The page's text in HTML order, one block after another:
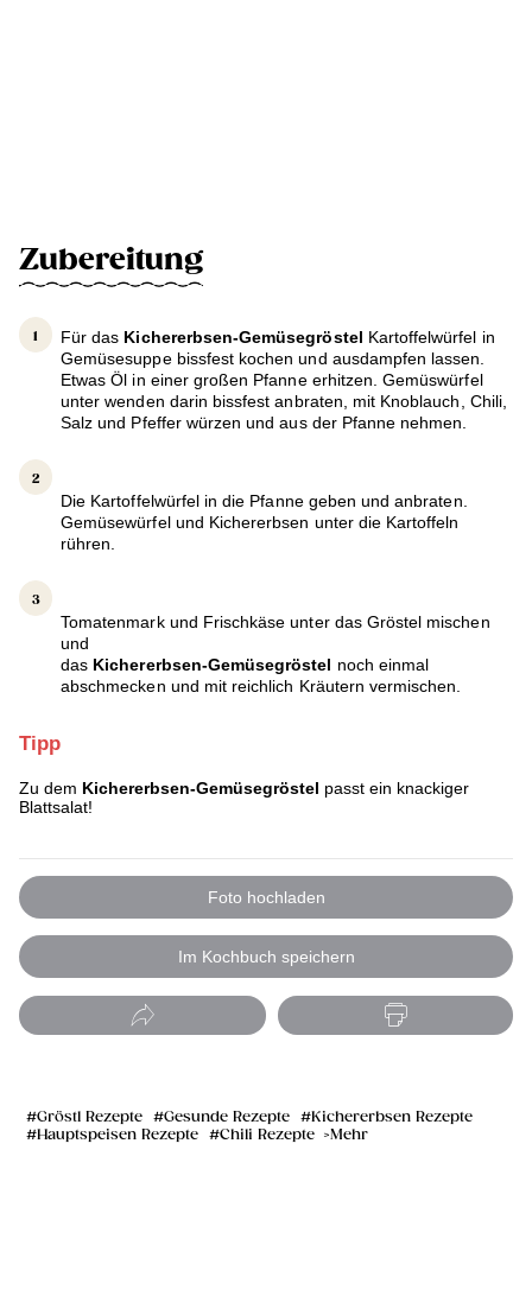
Zubereitung
Für das Kichererbsen-Gemüsegröstel Kartoffelwürfel in
Gemüsesuppe bissfest kochen und ausdampfen lassen.
Etwas Öl in einer großen Pfanne erhitzen. Gemüswürfel
unter wenden darin bissfest anbraten, mit Knoblauch, Chili,
Salz und Pfeffer würzen und aus der Pfanne nehmen.
Die Kartoffelwürfel in die Pfanne geben und anbraten.
Gemüsewürfel und Kichererbsen unter die Kartoffeln
rühren.
Tomatenmark und Frischkäse unter das Gröstel mischen
und
das Kichererbsen-Gemüsegröstel noch einmal
abschmecken und mit reichlich Kräutern vermischen.
Tipp
Zu dem Kichererbsen-Gemüsegröstel passt ein knackiger
Blattsalat!
Foto hochladen
Im Kochbuch speichern
Gröstl Rezepte Gesunde Rezepte
Kichererbsen Rezepte
Hauptspeisen Rezepte
Chili Rezepte Mehr